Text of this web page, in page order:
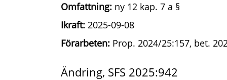
Omfattning: ny 12 kap. 7 a §
Ikraft: 2025-09-08
Förarbeten: Prop. 2024/25:157, bet.
Ändring, SFS 2025:942